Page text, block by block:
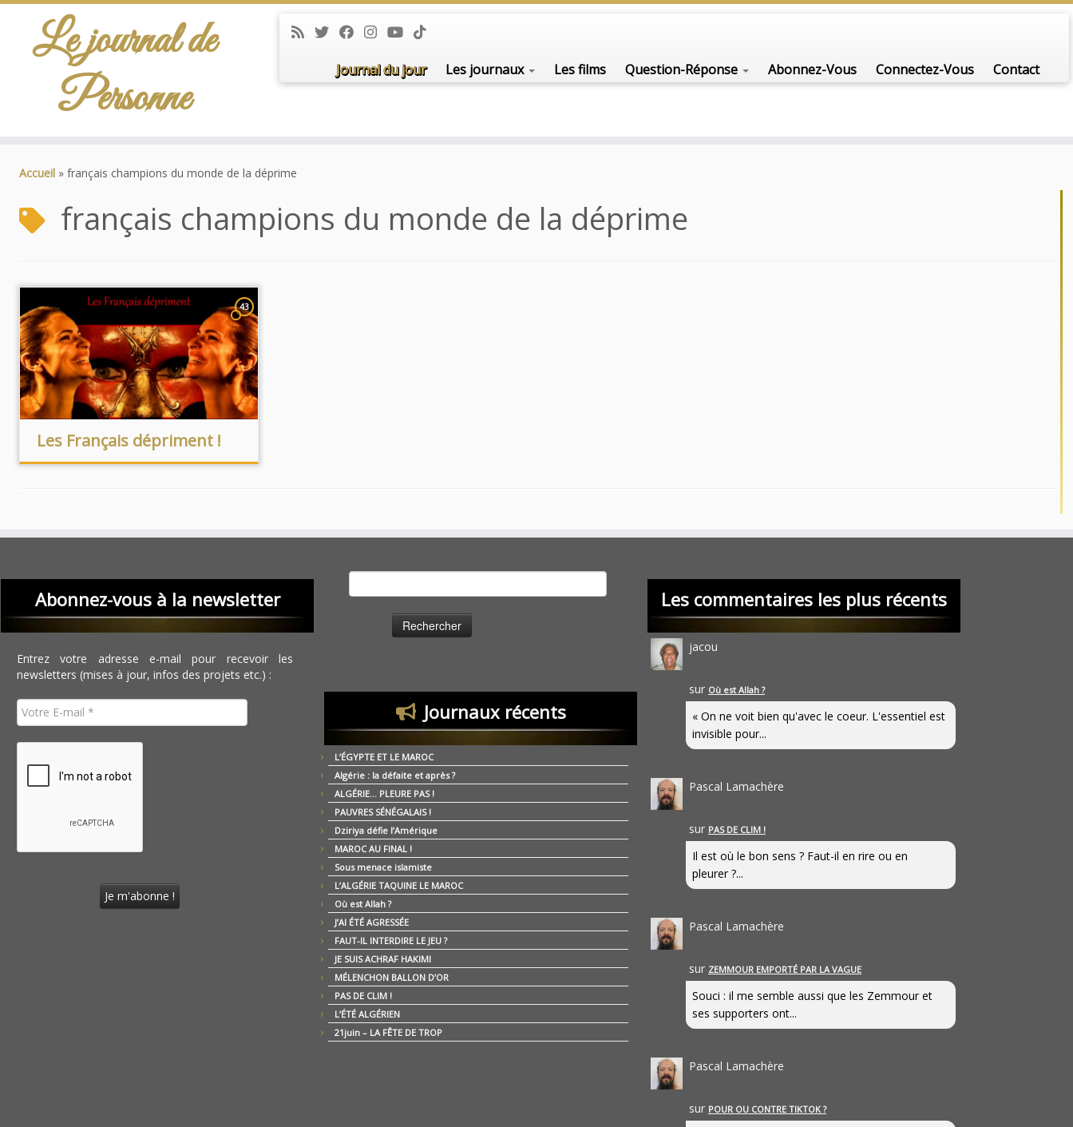
Le journal de
Personne
Journal du jour Les journaux Les films Question-Réponse Abonnez-Vous Connectez-Vous Contact
Accueil » français champions du monde de la déprime
français champions du monde de la déprime
43
Les Français dépriment !
Abonnez-vous à la newsletter
Entrez votre adresse e-mail pour recevoir les
newsletters (mises à jour, infos des projets etc.) :
Journaux récents
L’ÉGYPTE ET LE MAROC
Algérie : la défaite et après ?
ALGÉRIE… PLEURE PAS !
PAUVRES SÉNÉGALAIS !
Dziriya défie l’Amérique
MAROC AU FINAL !
Sous menace islamiste
L’ALGÉRIE TAQUINE LE MAROC
Où est Allah ?
J’AI ÉTÉ AGRESSÉE
FAUT-IL INTERDIRE LE JEU ?
JE SUIS ACHRAF HAKIMI
MÉLENCHON BALLON D’OR
PAS DE CLIM !
L’ÉTÉ ALGÉRIEN
21juin – LA FÊTE DE TROP
Les commentaires les plus récents
jacou
sur Où est Allah ?
« On ne voit bien qu'avec le coeur. L'essentiel est
invisible pour...
Pascal Lamachère
sur PAS DE CLIM !
Il est où le bon sens ? Faut-il en rire ou en
pleurer ?...
Pascal Lamachère
sur ZEMMOUR EMPORTÉ PAR LA VAGUE
Souci : il me semble aussi que les Zemmour et
ses supporters ont...
Pascal Lamachère
sur POUR OU CONTRE TIKTOK ?